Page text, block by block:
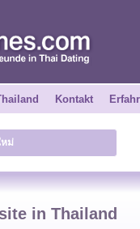
Kontakt
ม่
in Thailand